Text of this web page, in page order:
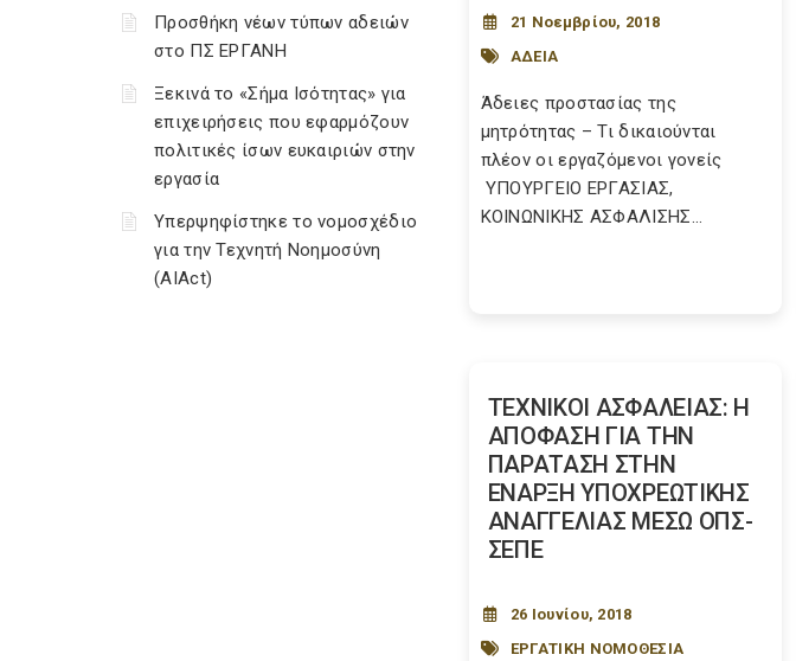
Προσθήκη νέων τύπων αδειών
στο ΠΣ ΕΡΓΑΝΗ
Ξεκινά το «Σήμα Ισότητας» για
επιχειρήσεις που εφαρμόζουν
πολιτικές ίσων ευκαιριών στην
εργασία
Υπερψηφίστηκε το νομοσχέδιο
για την Τεχνητή Νοημοσύνη
(AIAct)
21 Νοεμβρίου, 2018
ΑΔΕΙΑ
Άδειες προστασίας της
μητρότητας – Τι δικαιούνται
πλέον οι εργαζόμενοι γονείς
ΥΠΟΥΡΓΕΙΟ EΡΓΑΣΙΑΣ,
ΚΟΙΝΩΝΙΚΗΣ ΑΣΦΑΛΙΣΗΣ...
ΤΕΧΝΙΚΟΙ ΑΣΦΑΛΕΙΑΣ: Η
ΑΠΟΦΑΣΗ ΓΙΑ ΤΗΝ
ΠΑΡΑΤΑΣΗ ΣΤΗΝ
ΕΝΑΡΞΗ ΥΠΟΧΡΕΩΤΙΚΗΣ
ΑΝΑΓΓΕΛΙΑΣ ΜΕΣΩ ΟΠΣ-
ΣΕΠΕ
26 Ιουνίου, 2018
ΕΡΓΑΤΙΚΗ ΝΟΜΟΘΕΣΙΑ